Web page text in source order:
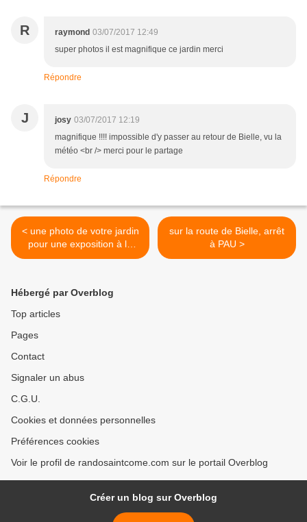
R raymond 03/07/2017 12:49
super photos il est magnifique ce jardin merci
Répondre
J josy 03/07/2017 12:19
magnifique !!!! impossible d'y passer au retour de Bielle, vu la
météo <br /> merci pour le partage
Répondre
< une photo de votre jardin
pour une exposition à la
Bibliothèque de Saint Côme
sur la route de Bielle, arrêt
à PAU >
Hébergé par Overblog
Top articles
Pages
Contact
Signaler un abus
C.G.U.
Cookies et données personnelles
Préférences cookies
Voir le profil de randosaintcome.com sur le portail Overblog
Créer un blog sur Overblog